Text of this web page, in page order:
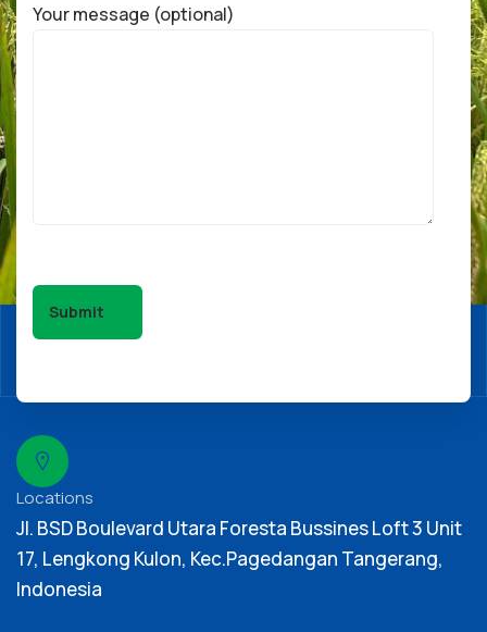
Your message (optional)
Locations
Jl. BSD Boulevard Utara Foresta Bussines Loft 3 Unit
17, Lengkong Kulon, Kec.Pagedangan Tangerang,
Indonesia